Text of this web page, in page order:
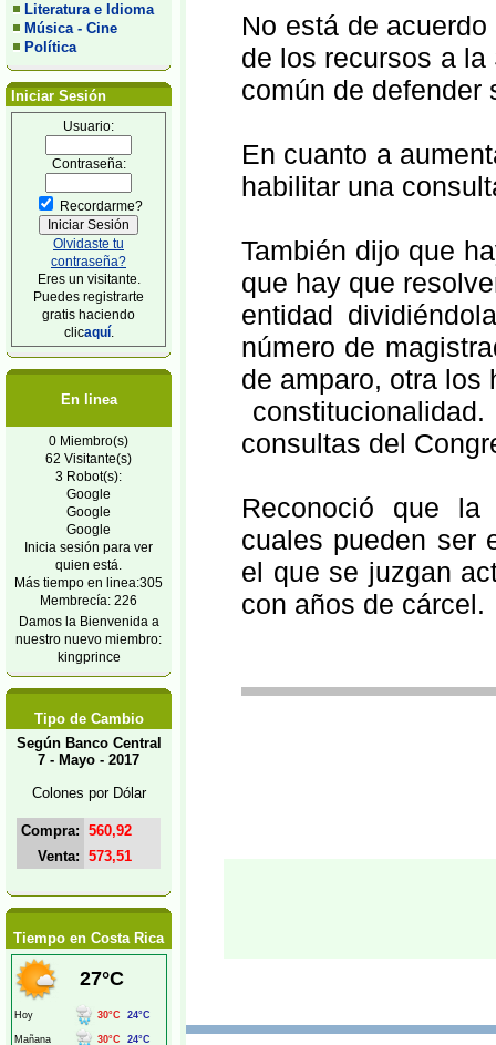
Literatura e Idioma
Música - Cine
Política
Iniciar Sesión
Usuario:
Contraseña:
Recordarme?
Olvidaste tu
contraseña?
Eres un visitante.
Puedes registrarte
gratis haciendo
clicaquí.
En linea
0 Miembro(s)
62 Visitante(s)
3 Robot(s):
Google
Google
Google
Inicia sesión para ver
quien está.
Más tiempo en linea:305
Membrecía: 226
Damos la Bienvenida a
nuestro nuevo miembro:
kingprince
Tipo de Cambio
Según Banco Central
7 - Mayo - 2017
Colones por Dólar
Compra: 560,92
Venta: 573,51
Tiempo en Costa Rica
No está de
de los recursos a
común de defender
En cuanto a
habilitar una
También dijo que
que hay que
entidad
número de
de amparo, otra los
consultas del
Reconoció que
cuales pueden ser
el que se juzgan
con años de cárcel.